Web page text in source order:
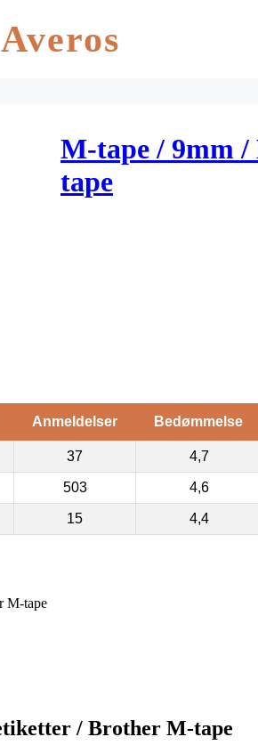
Averos
M-tape / 9mm
tape
Anmeldelser Bedømmelse
37 4,7
503 4,6
15 4,4
M-tape
/ Brother M-tape